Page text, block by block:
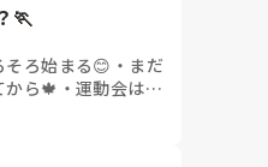
🏃
そろ始まる😊 ・ まだ
から🍁 ・ 運動会はな